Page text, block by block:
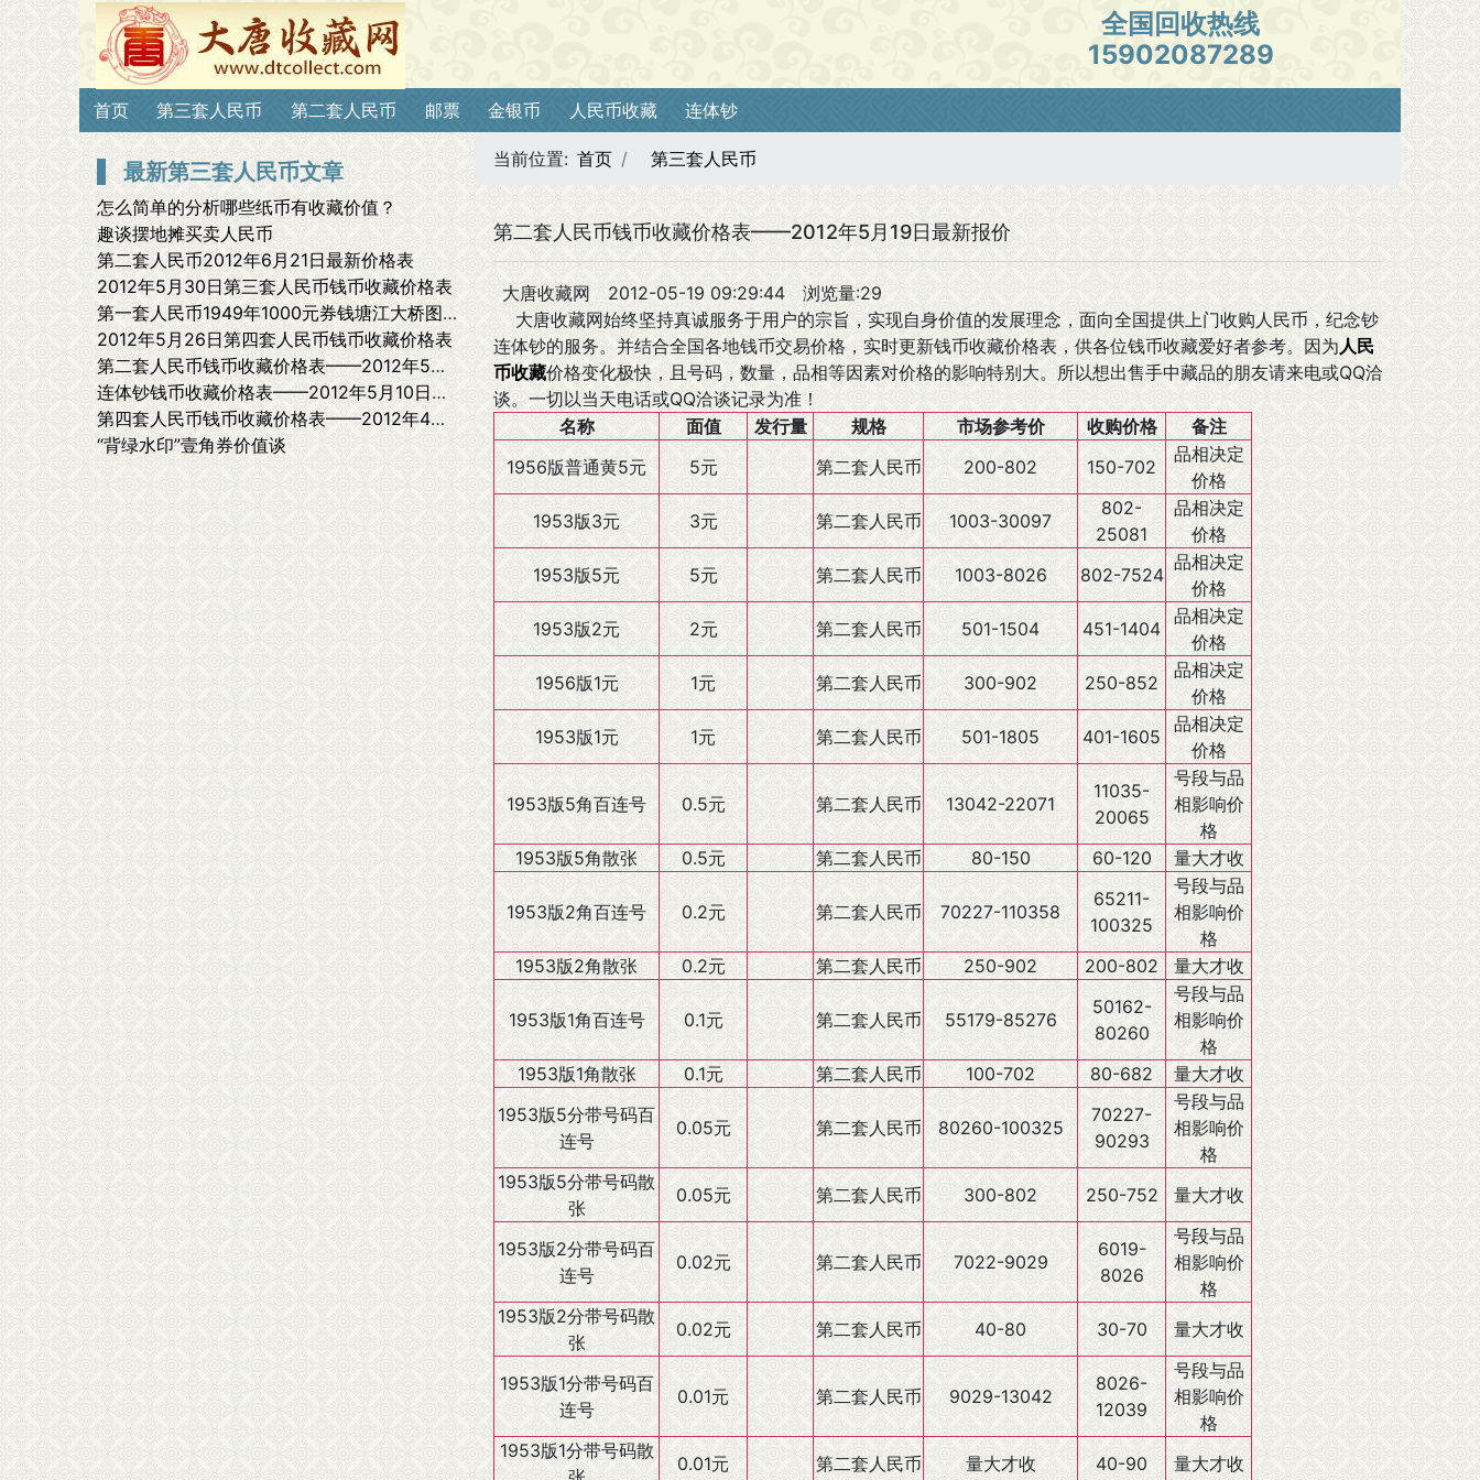
全国回收热线
15902087289
首页 第三套人民币 第二套人民币 邮票 金银币 人民币收藏 连体钞
最新第三套人民币文章
怎么简单的分析哪些纸币有收藏价值？
趣谈摆地摊买卖人民币
第二套人民币2012年6月21日最新价格表
2012年5月30日第三套人民币钱币收藏价格表
第一套人民币1949年1000元券钱塘江大桥图赏析
2012年5月26日第四套人民币钱币收藏价格表
第二套人民币钱币收藏价格表——2012年5月12日最新报价
连体钞钱币收藏价格表——2012年5月10日最新报价
第四套人民币钱币收藏价格表——2012年4月20日最新报价
“背绿水印”壹角券价值谈
当前位置: 首页 第三套人民币
第二套人民币钱币收藏价格表——2012年5月19日最新报价
大唐收藏网 2012-05-19 09:29:44
浏览量:29
大唐收藏网始终坚持真诚服务于用户的宗旨，实现自身价值的发展理念，面向全国提供上门收购人民币，纪念钞
连体钞的服务。并结合全国各地钱币交易价格，实时更新钱币收藏价格表，供各位钱币收藏爱好者参考。因为人民
币收藏价格变化极快，且号码，数量，品相等因素对价格的影响特别大。所以想出售手中藏品的朋友请来电或QQ洽
谈。一切以当天电话或QQ洽谈记录为准！
名称
面值 发行量 规格 市场参考价 收购价格
备注
1956版普通黄5元
5元 第二套人民币 200-802 150-702
品相决定
价格
1953版3元
3元 第二套人民币 1003-30097
802-
25081
品相决定
价格
1953版5元
5元 第二套人民币 1003-8026 802-7524
品相决定
价格
1953版2元
2元 第二套人民币 501-1504 451-1404
品相决定
价格
1956版1元
1元 第二套人民币 300-902 250-852
品相决定
价格
1953版1元
1元 第二套人民币 501-1805 401-1605
品相决定
价格
1953版5角百连号 0.5元 第二套人民币 13042-22071
11035-
20065
号段与品
相影响价
格
1953版5角散张
0.5元 第二套人民币 80-150 60-120 量大才收
1953版2角百连号 0.2元 第二套人民币 70227-110358
65211-
100325
号段与品
相影响价
格
1953版2角散张
0.2元 第二套人民币 250-902 200-802 量大才收
1953版1角百连号 0.1元 第二套人民币 55179-85276
50162-
80260
号段与品
相影响价
格
1953版1角散张
0.1元 第二套人民币 100-702 80-682
量大才收
1953版5分带号码百
连号
0.05元 第二套人民币 80260-100325
70227-
90293
号段与品
相影响价
格
1953版5分带号码散
张
0.05元 第二套人民币 300-802 250-752 量大才收
1953版2分带号码百
连号
0.02元 第二套人民币 7022-9029
6019-
8026
号段与品
相影响价
格
1953版2分带号码散
张
0.02元 第二套人民币 40-80 30-70 量大才收
1953版1分带号码百
连号
0.01元 第二套人民币 9029-13042
8026-
12039
号段与品
相影响价
格
1953版1分带号码散
0.01元 第二套人民币 量大才收 40-90 量大才收